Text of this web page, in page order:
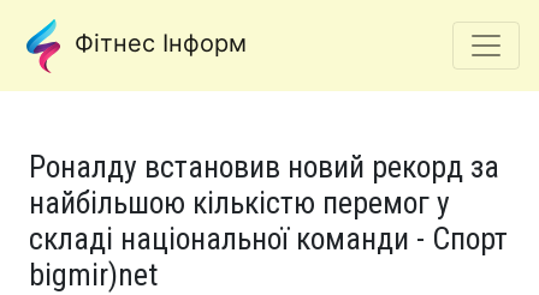
Фітнес Інформ
Роналду встановив новий рекорд за
найбільшою кількістю перемог у
складі національної команди - Спорт
bigmir)net